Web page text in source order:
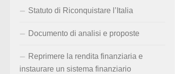
Statuto di Riconquistare l’Italia
Documento di analisi e proposte
Reprimere la rendita finanziaria e
instaurare un sistema finanziario